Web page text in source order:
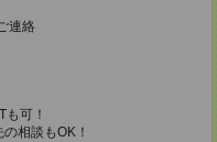
連絡
可！
相談もOK！